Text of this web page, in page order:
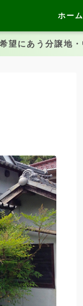
ホーム
にあう分譲地